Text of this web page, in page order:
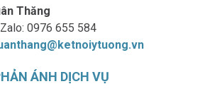
Thăng
0976 655 584
ÁNH DỊCH VỤ